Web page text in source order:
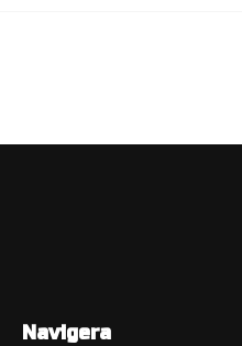
Navigera